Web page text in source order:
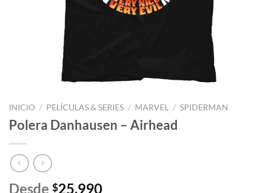
INICIO / PELÍCULAS & SERIES / MARVEL / SPIDERMAN
Polera Danhausen – Airhead
Desde $25.990